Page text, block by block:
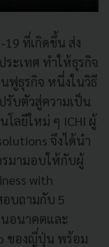
19 ที่เกิดขึ้น ส่ง
ะเทศ ทำให้ธุรกิจ
ฟูธุรกิจ หนึ่งในวิธี
รับตัวสู่ความเป็น
ลยีใหม่ ๆ ICHI ผู้
จึงได้นำ
มามอบให้กับผู้
with
อบถามกับ 5
อนาคตและ
ของญี่ปุ่น พร้อม